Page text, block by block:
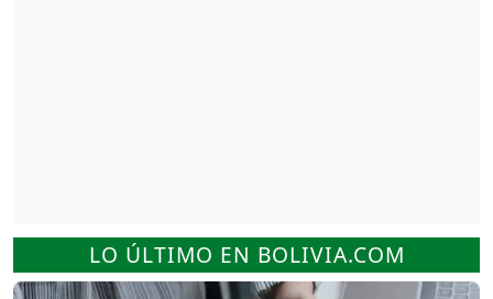
LO ÚLTIMO EN BOLIVIA.COM